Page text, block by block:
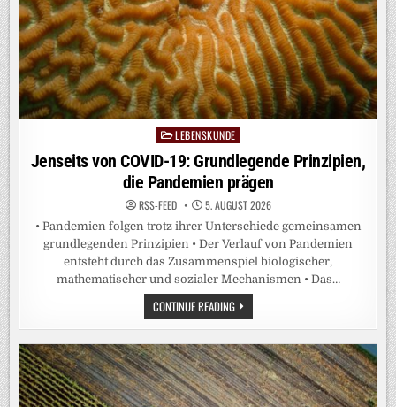
Posted
in
LEBENSKUNDE
Jenseits von COVID-19: Grundlegende Prinzipien,
die Pandemien prägen
RSS-FEED 5. AUGUST 2026
• Pandemien folgen trotz ihrer Unterschiede gemeinsamen
grundlegenden Prinzipien • Der Verlauf von Pandemien
entsteht durch das Zusammenspiel biologischer,
mathematischer und sozialer Mechanismen • Das…
CONTINUE READINGJENSEITS
VON
COVID-
GRUNDLEGENDE
PRINZIPIEN,
DIE
PANDEMIEN
PRÄGEN